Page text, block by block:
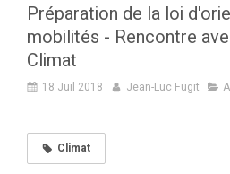
Préparation de la loi
mobilités - Rencontre
Climat
18 Juil 2018 Jean-Luc Fugit
Climat